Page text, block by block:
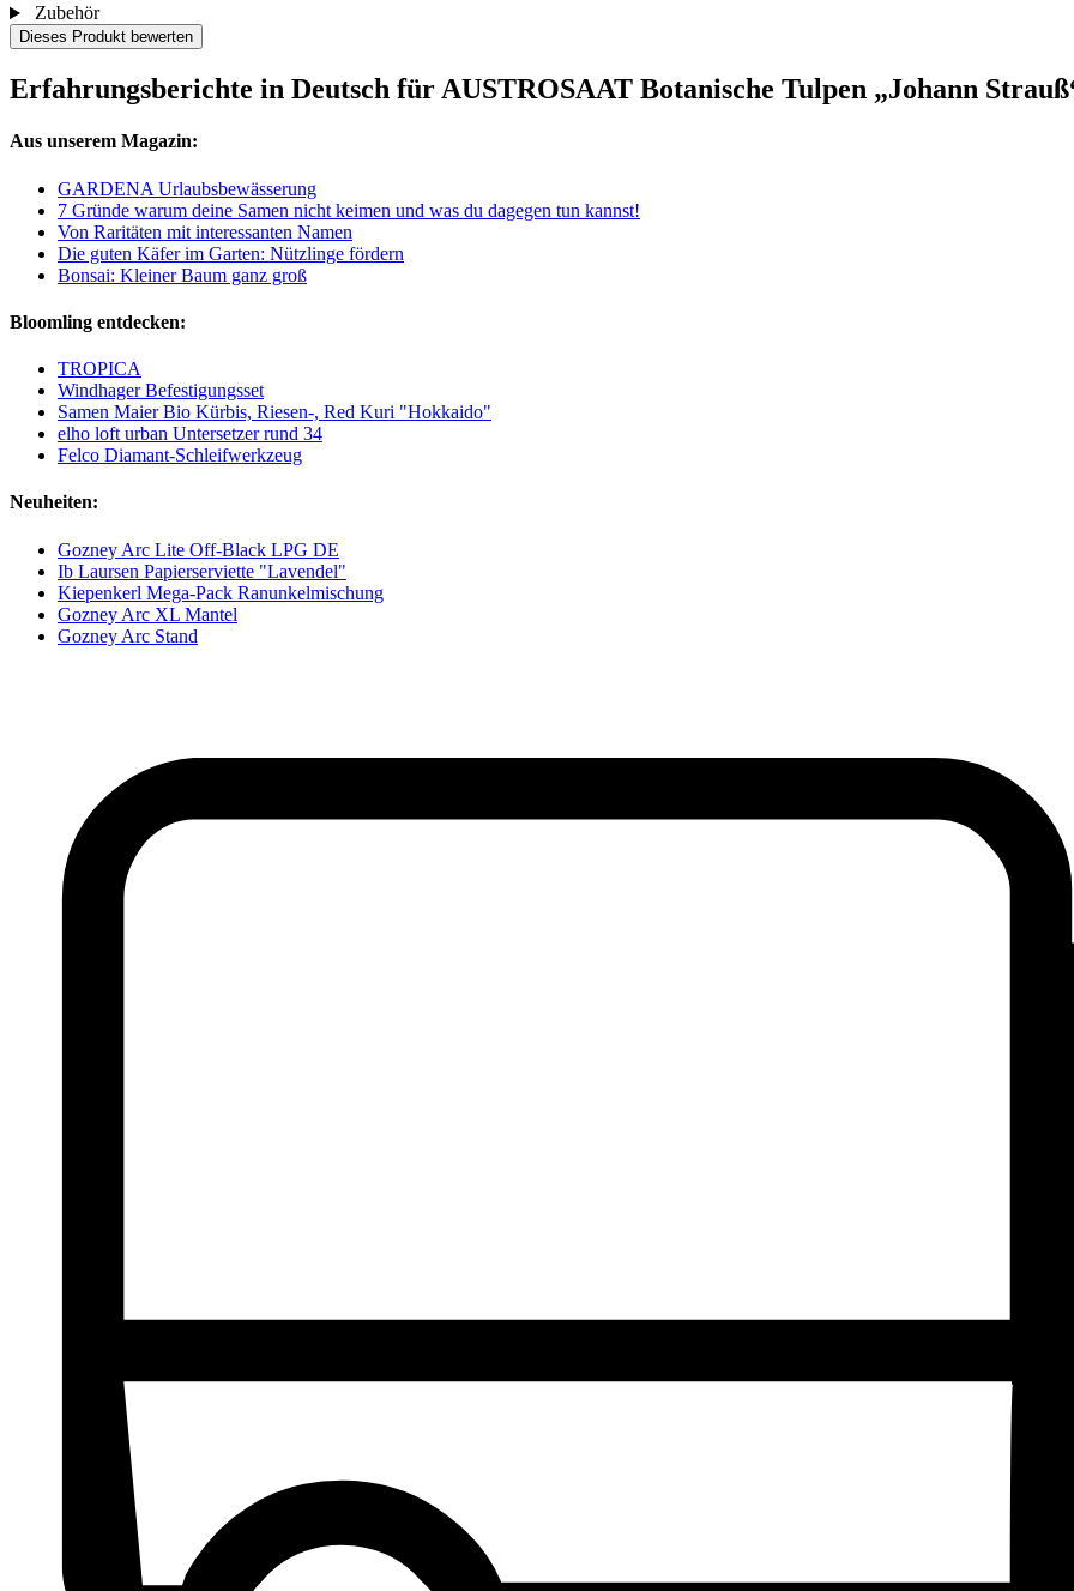
Zubehör
Dieses Produkt bewerten
Erfahrungsberichte in Deutsch für AUSTROSAAT Botanische Tulpen „Johann
Aus unserem Magazin:
GARDENA Urlaubsbewässerung
7 Gründe warum deine Samen nicht keimen und was du dagegen tun kannst!
Von Raritäten mit interessanten Namen
Die guten Käfer im Garten: Nützlinge fördern
Bonsai: Kleiner Baum ganz groß
Bloomling entdecken:
TROPICA
Windhager Befestigungsset
Samen Maier Bio Kürbis, Riesen-, Red Kuri "Hokkaido"
elho loft urban Untersetzer rund 34
Felco Diamant-Schleifwerkzeug
Neuheiten:
Gozney Arc Lite Off-Black LPG DE
Ib Laursen Papierserviette "Lavendel"
Kiepenkerl Mega-Pack Ranunkelmischung
Gozney Arc XL Mantel
Gozney Arc Stand